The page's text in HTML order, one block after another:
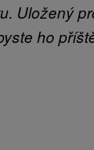
Uložený
ho